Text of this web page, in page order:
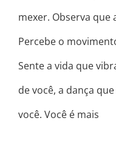
mexer. Observa que
Percebe o
Sente a vida que
de você, a dança
você. Você é mais